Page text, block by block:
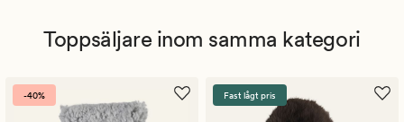
Toppsäljare inom samma kategori
-40% Fast lågt pris